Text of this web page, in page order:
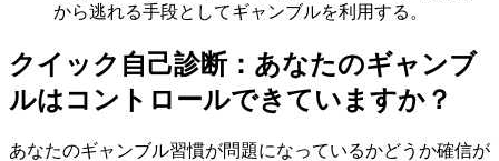
から逃れる手段としてギャンブルを利用する。
クイック自己診断：あなたのギャンブ
ルはコントロールできていますか？
あなたのギャンブル習慣が問題になっているかどうか確信が